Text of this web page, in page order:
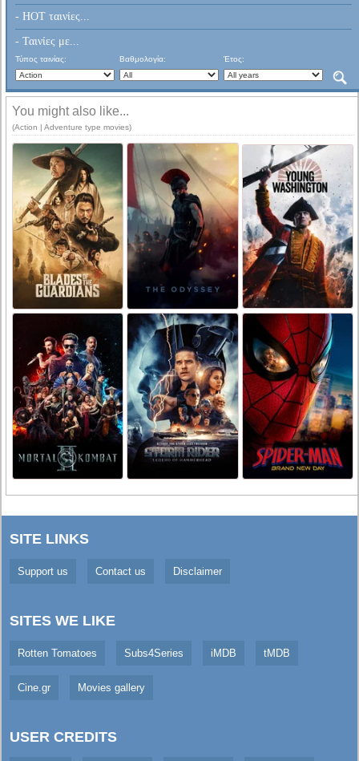
- HOT ταινίες...
- Ταινίες με...
Τύπος ταινίας: Βαθμολογία: Έτος:
You might also like...
(Action | Adventure type movies)
SITE LINKS
Support us Contact us Disclaimer
SITES WE LIKE
Rotten Tomatoes Subs4Series iMDB tMDB
Cine.gr Movies gallery
USER CREDITS